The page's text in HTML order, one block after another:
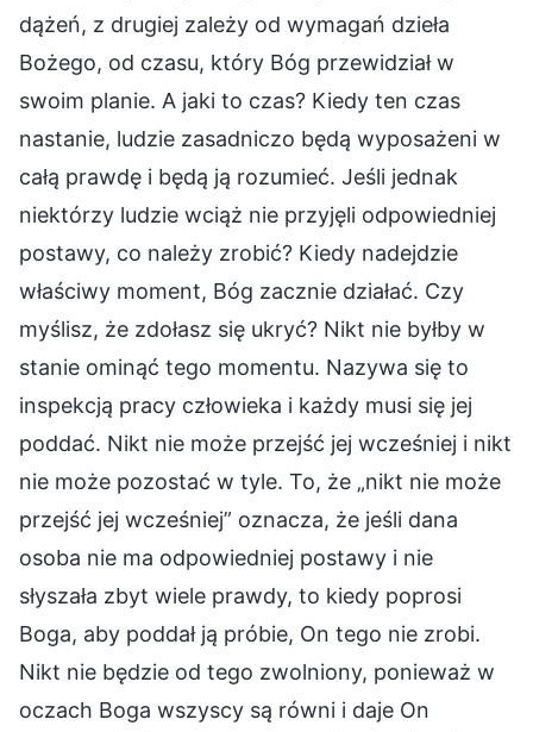
dążeń, z drugiej zależy od wymagań dzieła
Bożego, od czasu, który Bóg przewidział w
swoim planie. A jaki to czas? Kiedy ten czas
nastanie, ludzie zasadniczo będą wyposażeni w
całą prawdę i będą ją rozumieć. Jeśli jednak
niektórzy ludzie wciąż nie przyjęli odpowiedniej
postawy, co należy zrobić? Kiedy nadejdzie
właściwy moment, Bóg zacznie działać. Czy
myślisz, że zdołasz się ukryć? Nikt nie byłby w
stanie ominąć tego momentu. Nazywa się to
inspekcją pracy człowieka i każdy musi się jej
poddać. Nikt nie może przejść jej wcześniej i nikt
nie może pozostać w tyle. To, że „nikt nie może
przejść jej wcześniej” oznacza, że jeśli dana
osoba nie ma odpowiedniej postawy i nie
słyszała zbyt wiele prawdy, to kiedy poprosi
Boga, aby poddał ją próbie, On tego nie zrobi.
Nikt nie będzie od tego zwolniony, ponieważ w
oczach Boga wszyscy są równi i daje On